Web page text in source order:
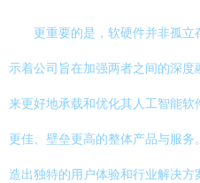
更重要的是，软硬件并非孤
示着公司旨在加强两者之间的深
来更好地承载和优化其人工智能
更佳、壁垒更高的整体产品与服务
造出独特的用户体验和行业解决